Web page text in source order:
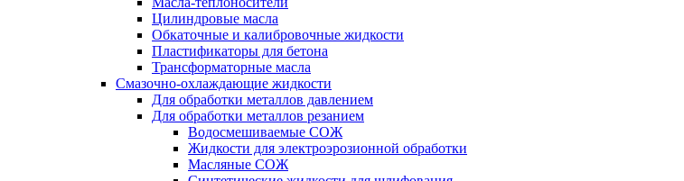
Цилиндровые масла
Обкаточные и калибровочные жидкости
Пластификаторы для бетона
Трансформаторные масла
Смазочно-охлаждающие жидкости
Для обработки металлов давлением
Для обработки металлов резанием
Водосмешиваемые СОЖ
Жидкости для электроэрозионной обработки
Масляные СОЖ